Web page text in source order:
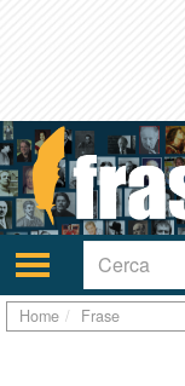
Attiva/disattiva
navigazione
Home Frase